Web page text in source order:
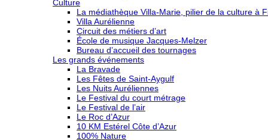
Culture
La médiathèque Villa-Marie, pilier de la culture à
Villa Aurélienne
Circuit des métiers d’art
École de musique Jacques-Melzer
Bureau d’accueil des tournages
Les grands événements
La Bravade
Les Fêtes de Saint-Aygulf
Les Nuits Auréliennes
Le Festival du court métrage
Le Festival de l’air
Le Roc d’Azur
10 KM Estérel Côte d’Azur
100% Nature